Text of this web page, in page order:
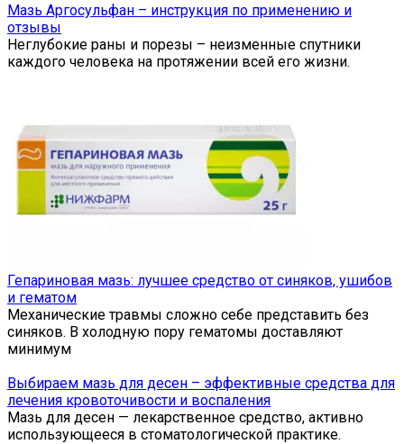
Мазь Аргосульфан – инструкция по применению и
отзывы
Неглубокие раны и порезы – неизменные спутники
каждого человека на протяжении всей его жизни.
Гепариновая мазь: лучшее средство от синяков, ушибов
и гематом
Механические травмы сложно себе представить без
синяков. В холодную пору гематомы доставляют
минимум
Выбираем мазь для десен – эффективные средства для
лечения кровоточивости и воспаления
Мазь для десен — лекарственное средство, активно
использующееся в стоматологической практике.